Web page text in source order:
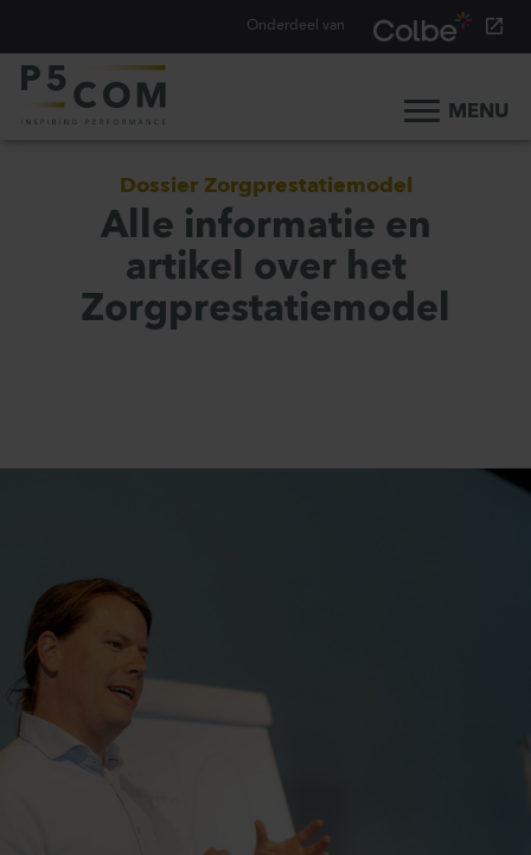
Onderdeel van
MENU
Ons werk
Alle consultancy vacatures
Dossier Zorgprestatiemodel
Alle informatie en
artikel over het
Zorgprestatiemodel